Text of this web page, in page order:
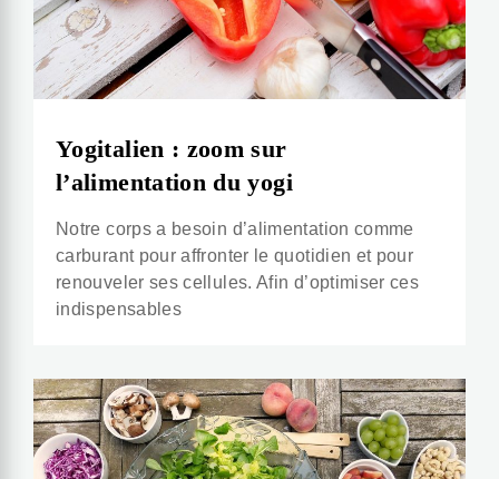
Yogitalien : zoom sur
l’alimentation du yogi
Notre corps a besoin d’alimentation comme
carburant pour affronter le quotidien et pour
renouveler ses cellules. Afin d’optimiser ces
indispensables